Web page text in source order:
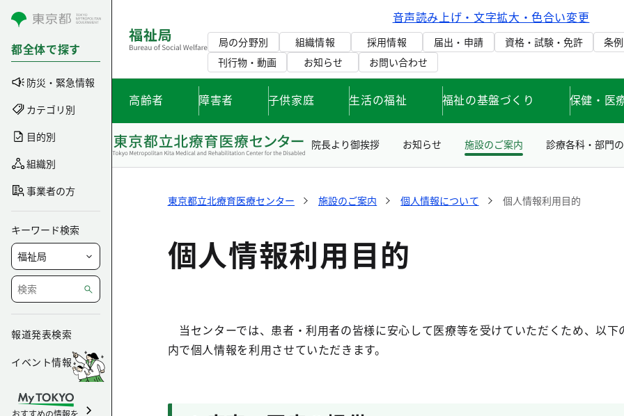
コンテンツにスキップ
都全体で探す
防災・緊急情報
カテゴリ別
目的別
組織別
事業者の方
キーワード検索
報道発表検索
イベント情報
おすすめの情報を
音声読み上げ・文字拡大・色合い変更
局の分野別 組織情報 採用情報 届出・申請 資格・試験・免許 条
刊行物・動画
お知らせ お問い合わせ
高齢者 障害者 子供家庭 生活の福祉 福祉の基盤づくり 保健・医
院長より御挨拶 お知らせ 施設のご案内 診療各科・部門
東京都立北療育医療センター 施設のご案内 個人情報について 個人情報利用目的
個人情報利用目的
当センターでは、患者・利用者の皆様に安心して医療等を受けていただくため、以下
内で個人情報を利用させていただきます。